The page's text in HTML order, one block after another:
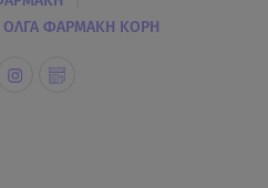
ΟΛΓΑ ΦΑΡΜΑΚΗ ΚΟΡΗ